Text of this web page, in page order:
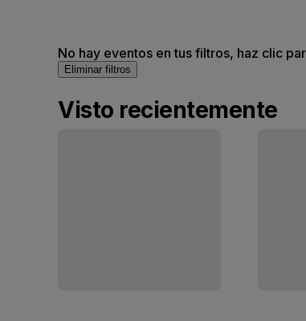
No hay eventos en tus filtros, haz clic
Eliminar filtros
Visto recientemente